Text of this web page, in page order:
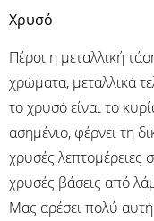
Χρυσό
Πέρσι η μεταλλική
χρώματα, μεταλλικά
το χρυσό είναι το
ασημένιο, φέρνει τη
χρυσές λεπτομέρειες
χρυσές βάσεις από
Μας αρέσει πολύ